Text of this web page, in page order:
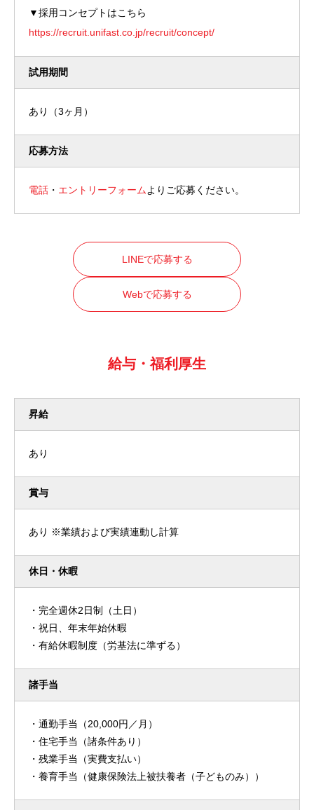
▼採用コンセプトはこちら
https://recruit.unifast.co.jp/recruit/concept/
試用期間
あり（3ヶ月）
応募方法
電話 ・ エントリーフォームよりご応募ください。
LINEで応募する
Webで応募する
給与・福利厚生
昇給
あり
賞与
あり ※業績および実績連動し計算
休日・休暇
・完全週休2日制（土日）
・祝日、年末年始休暇
・有給休暇制度（労基法に準ずる）
諸手当
・通勤手当（20,000円／月）
・住宅手当（諸条件あり）
・残業手当（実費支払い）
・養育手当（健康保険法上被扶養者（子どものみ））